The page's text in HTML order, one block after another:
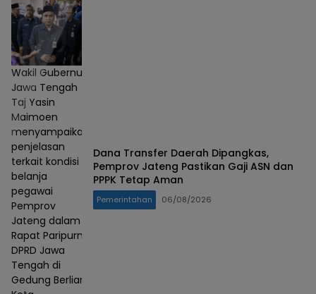
Wakil Gubernur
Jawa Tengah
Taj Yasin
Maimoen
menyampaikan
penjelasan
terkait kondisi
belanja
pegawai
Pemprov
Jateng dalam
Rapat Paripurna
DPRD Jawa
Tengah di
Gedung Berlian,
Dana Transfer Daerah Dipangkas,
Pemprov Jateng Pastikan Gaji ASN dan
PPPK Tetap Aman
Pemerintahan 06/08/2026